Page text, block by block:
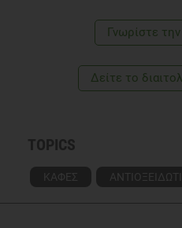
Γνωρίστε
Δείτε το
TOPICS
ΚΑΦΕΣ